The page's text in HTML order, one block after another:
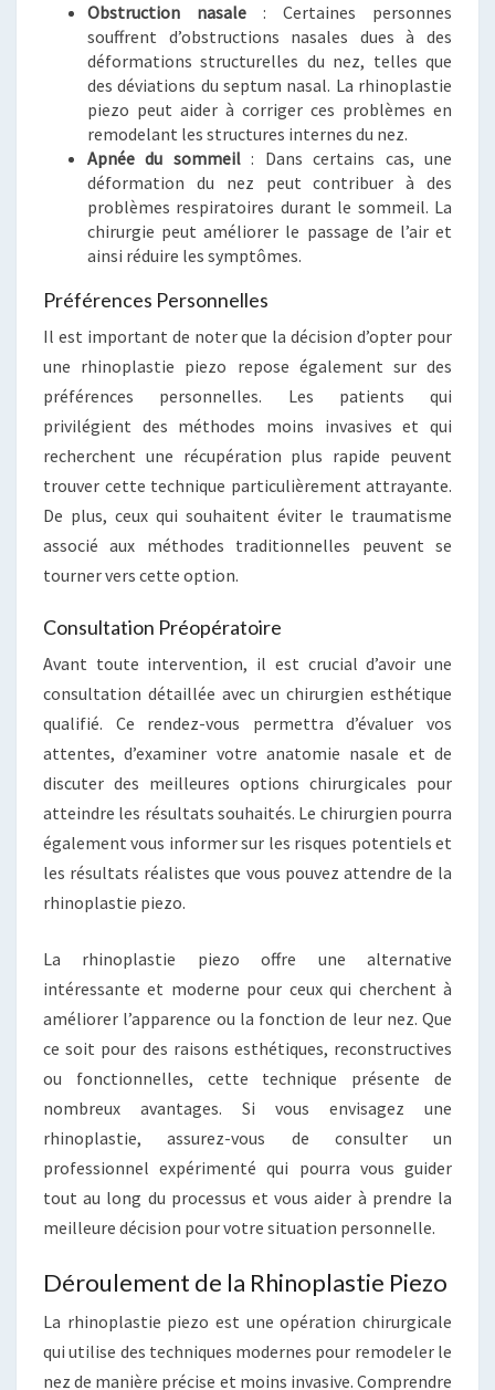
Obstruction nasale : Certaines personnes
souffrent d’obstructions nasales dues à des
déformations structurelles du nez, telles que
des déviations du septum nasal. La rhinoplastie
piezo peut aider à corriger ces problèmes en
remodelant les structures internes du nez.
Apnée du sommeil: Dans certains cas, une
déformation du nez peut contribuer à des
problèmes respiratoires durant le sommeil. La
chirurgie peut améliorer le passage de l’air et
ainsi réduire les symptômes.
Préférences Personnelles
Il est important de noter que la décision d’opter pour
une rhinoplastie piezo repose également sur des
préférences personnelles. Les patients qui
privilégient des méthodes moins invasives et qui
recherchent une récupération plus rapide peuvent
trouver cette technique particulièrement attrayante.
De plus, ceux qui souhaitent éviter le traumatisme
associé aux méthodes traditionnelles peuvent se
tourner vers cette option.
Consultation Préopératoire
Avant toute intervention, il est crucial d’avoir une
consultation détaillée avec un chirurgien esthétique
qualifié. Ce rendez-vous permettra d’évaluer vos
attentes, d’examiner votre anatomie nasale et de
discuter des meilleures options chirurgicales pour
atteindre les résultats souhaités. Le chirurgien pourra
également vous informer sur les risques potentiels et
les résultats réalistes que vous pouvez attendre de la
rhinoplastie piezo.
La rhinoplastie piezo offre une alternative
intéressante et moderne pour ceux qui cherchent à
améliorer l’apparence ou la fonction de leur nez. Que
ce soit pour des raisons esthétiques, reconstructives
ou fonctionnelles, cette technique présente de
nombreux avantages. Si vous envisagez une
rhinoplastie, assurez-vous de consulter un
professionnel expérimenté qui pourra vous guider
tout au long du processus et vous aider à prendre la
meilleure décision pour votre situation personnelle.
Déroulement de la Rhinoplastie Piezo
La rhinoplastie piezo est une opération chirurgicale
qui utilise des techniques modernes pour remodeler le
nez de manière précise et moins invasive. Comprendre